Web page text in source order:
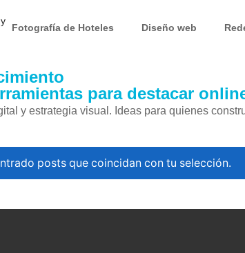
Fotografía de Hoteles Diseño web
para destacar
y estrategia visual. Ideas para quienes
posts que coincidan con tu selección.